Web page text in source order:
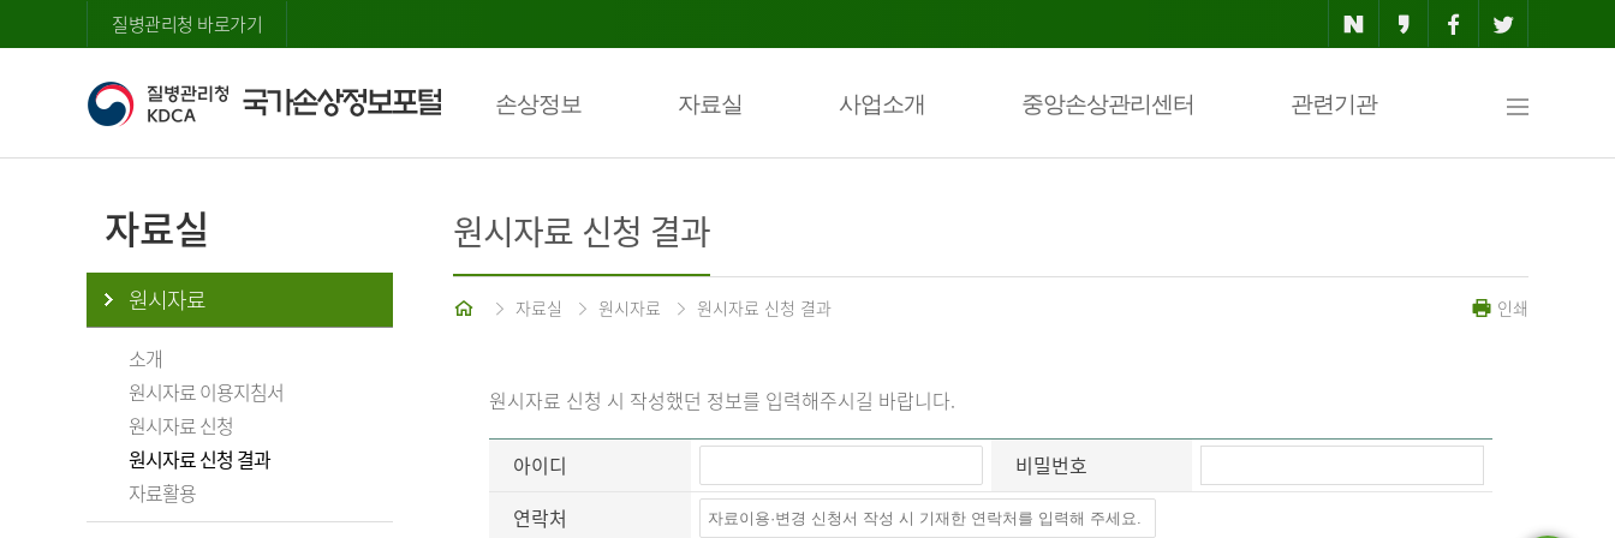
질병관리청 바로가기
손상정보 자료실 사업소개 중앙손상관리센터 관련기관
자료실
원시자료
소개
원시자료 이용지침서
원시자료 신청
원시자료 신청 결과
자료활용
원시자료 신청 결과
홈 자료실 원시자료 원시자료 신청 결과 인쇄
원시자료 신청 시 작성했던 정보를 입력해주시길 바랍니다.
아이디
비밀번호
연락처